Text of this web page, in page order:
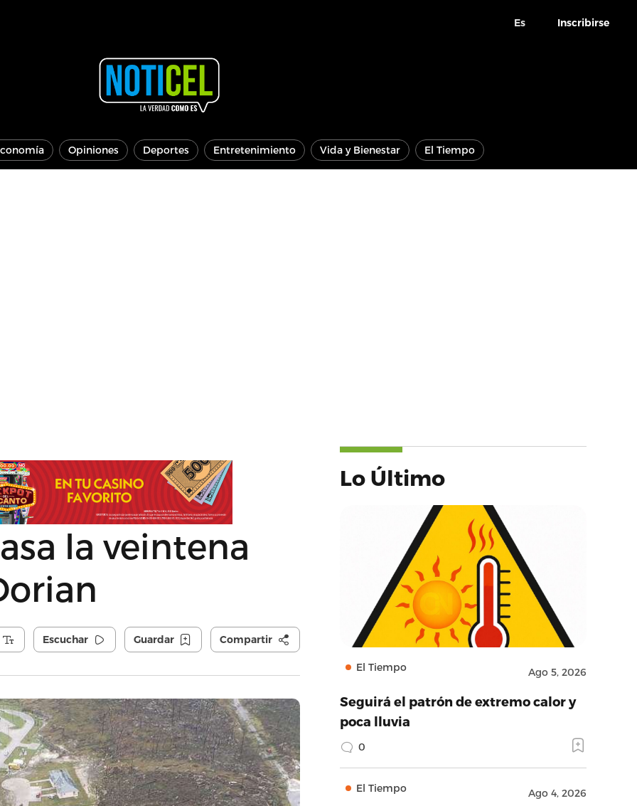
Es Inscribirse
Opiniones Deportes Entretenimiento Vida y Bienestar El Tiempo
la veintena
Escuchar Guardar Compartir
Lo Último
El Tiempo Ago 5, 2026
Seguirá el patrón de extremo calor y
poca lluvia
0
El Tiempo Ago 4, 2026